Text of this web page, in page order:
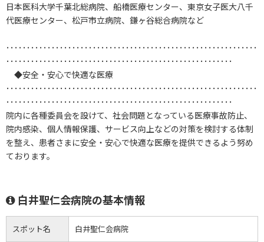
日本医科大学千葉北総病院、船橋医療センター、東京女子医大八千
代医療センター、松戸市立病院、鎌ヶ谷総合病院など
･････････････････････････････････････････････････････････････
･･･････････････････････････････････････････････････････
◆安全・安心で快適な医療
･････････････････････････････････････････････････････････････
･･･････････････････････････････････････････････････････
院内に各種委員会を設けて、社会問題となっている医療事故防止、
院内感染、個人情報保護、サービス向上などの対策を検討する体制
を整え、患者さまに安全・安心で快適な医療を提供できるよう努め
ております。
白井聖仁会病院の基本情報
スポット名 白井聖仁会病院